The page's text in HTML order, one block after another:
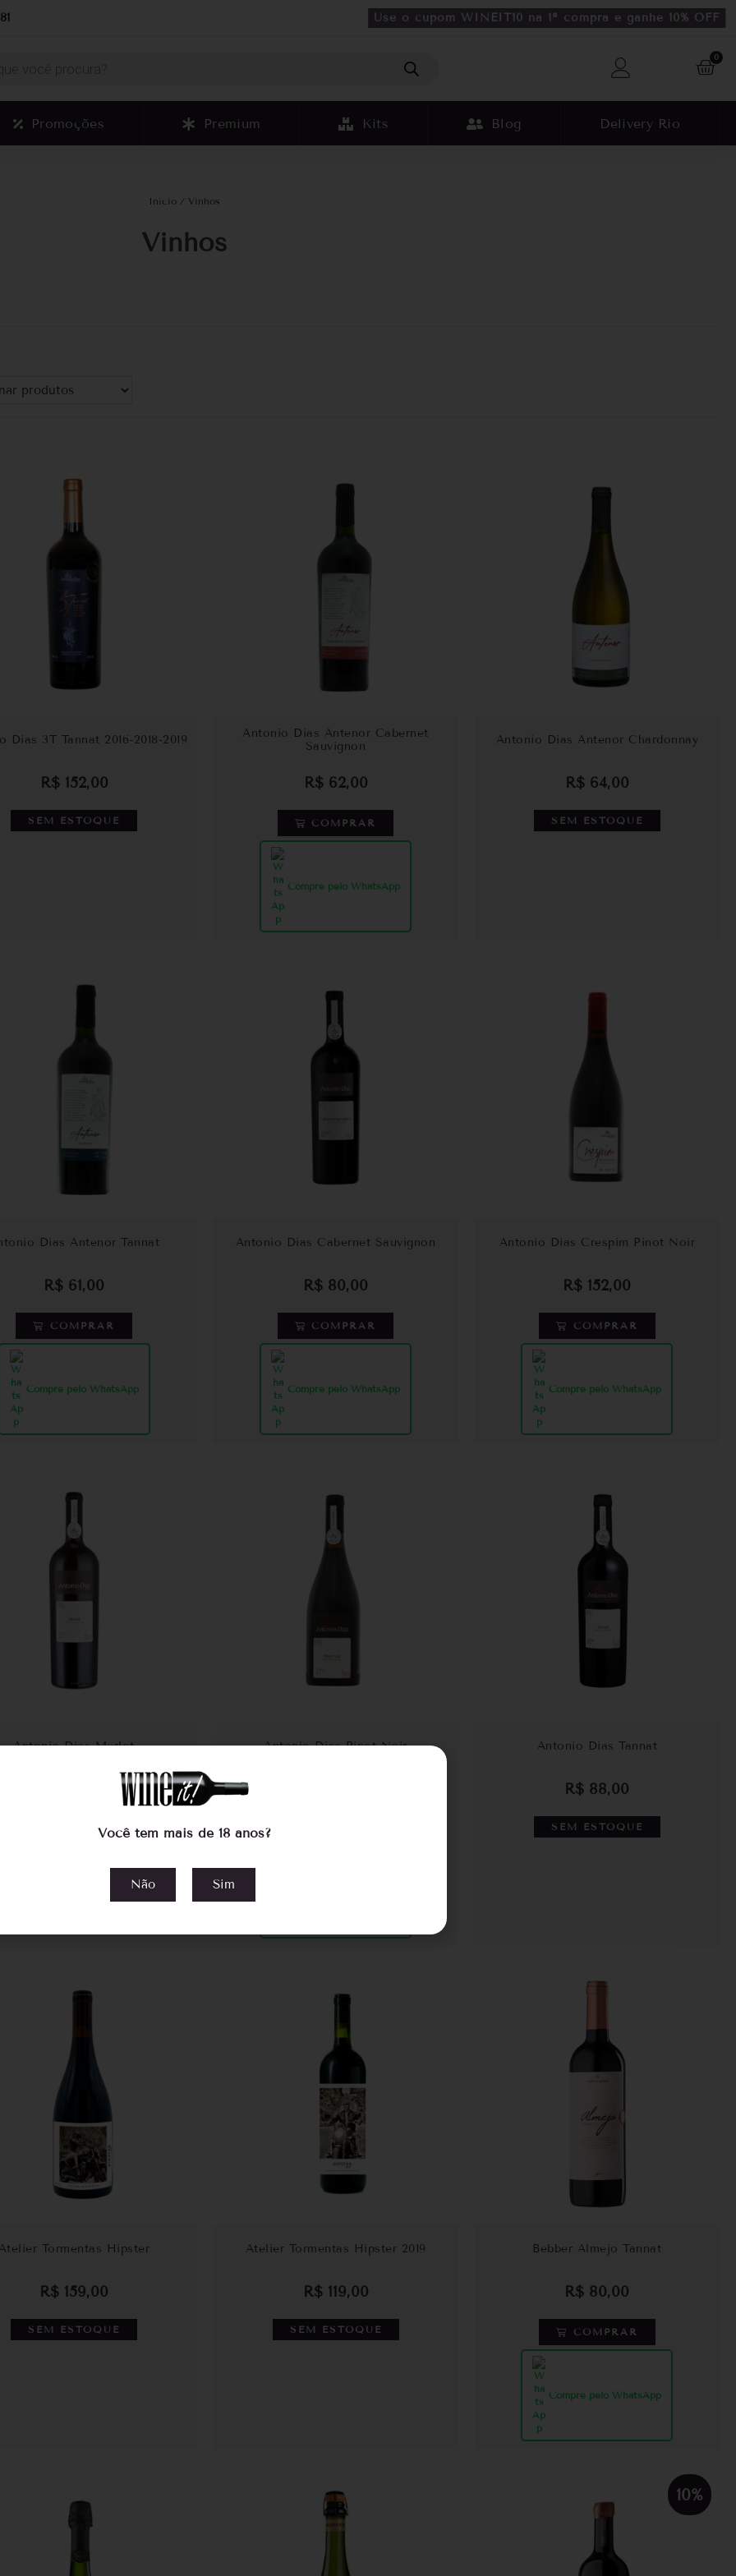
Use o cupom WINEIT10 na 1ª compra e ganhe 10% OFF
0
Promoções Premium Kits Blog Delivery Rio
Início/ Vinhos
Vinhos
Dias 3T Tannat 2016-2018-2019
R$152,00
SEM ESTOQUE
Antonio Dias Antenor Cabernet
Sauvignon
R$62,00
COMPRAR
Compre pelo WhatsApp
Antonio Dias Antenor Chardonnay
R$64,00
SEM ESTOQUE
Dias Antenor Tannat
R$ 61,00
COMPRAR
Compre pelo WhatsApp
Antonio Dias Cabernet Sauvignon
R$ 80,00
COMPRAR
Compre pelo WhatsApp
Antonio Dias Crespim Pinot Noir
R$ 152,00
COMPRAR
Compre pelo WhatsApp
Antonio Dias Merlot
SEM ESTOQUE
Antonio Dias Pinot Noir Antonio Dias Tannat
R$ 88,00
SEM ESTOQUE
Atelier Tormentas Hipster
R$ 159,00
SEM ESTOQUE
Atelier Tormentas Hipster 2019
R$119,00
SEM ESTOQUE
Bebber Almejo Tannat
R$ 80,00
COMPRAR
Compre pelo WhatsApp
10%
Você tem mais de 18 anos?
Não Sim